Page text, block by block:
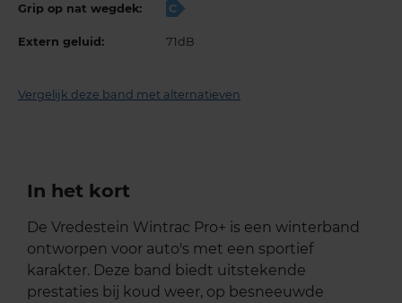
Grip op nat wegdek: C
Extern geluid: 71dB
Vergelijk deze band met alternatieven
In het kort
De Vredestein Wintrac Pro+ is een winterband
ontworpen voor auto's met een sportief
karakter. Deze band biedt uitstekende
prestaties bij koud weer, op besneeuwde